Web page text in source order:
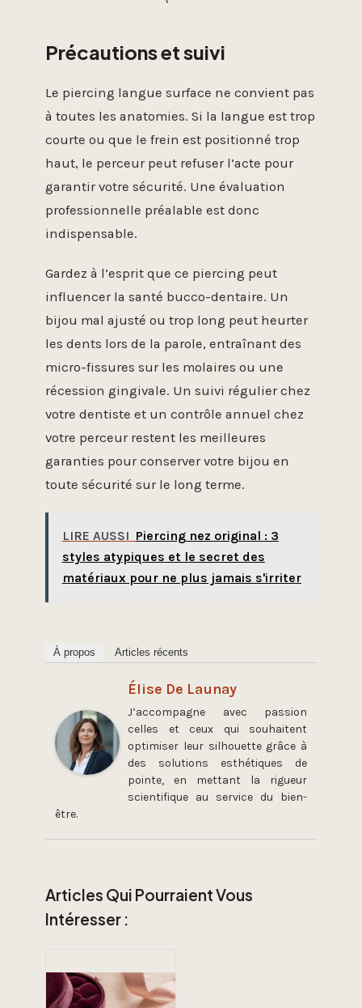
Précautions et suivi
Le piercing langue surface ne convient pas
à toutes les anatomies. Si la langue est trop
courte ou que le frein est positionné trop
haut, le perceur peut refuser l’acte pour
garantir votre sécurité. Une évaluation
professionnelle préalable est donc
indispensable.
Gardez à l’esprit que ce piercing peut
influencer la santé bucco-dentaire. Un
bijou mal ajusté ou trop long peut heurter
les dents lors de la parole, entraînant des
micro-fissures sur les molaires ou une
récession gingivale. Un suivi régulier chez
votre dentiste et un contrôle annuel chez
votre perceur restent les meilleures
garanties pour conserver votre bijou en
toute sécurité sur le long terme.
LIRE AUSSI Piercing nez original : 3
styles atypiques et le secret des
matériaux pour ne plus jamais s'irriter
À propos Articles récents
Élise De Launay
J’accompagne avec passion
celles et ceux qui souhaitent
optimiser leur silhouette grâce à
des solutions esthétiques de
pointe, en mettant la rigueur
scientifique au service du bien-
être.
Articles Qui Pourraient Vous
Intéresser :